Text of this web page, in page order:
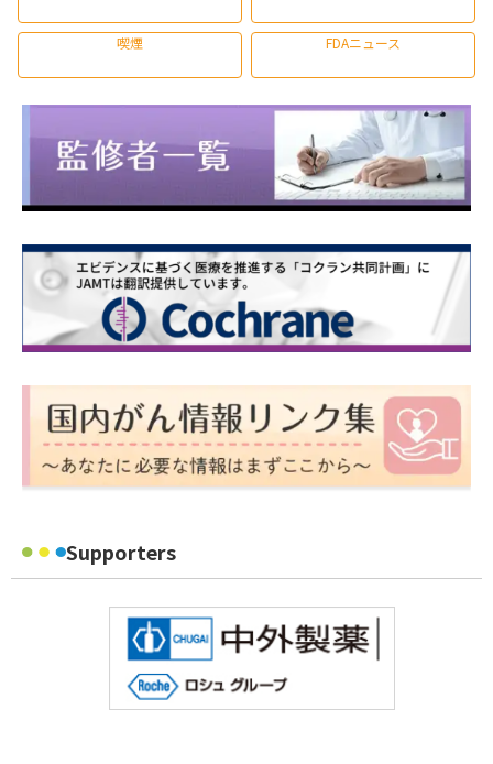
喫煙 FDAニュース
Supporters